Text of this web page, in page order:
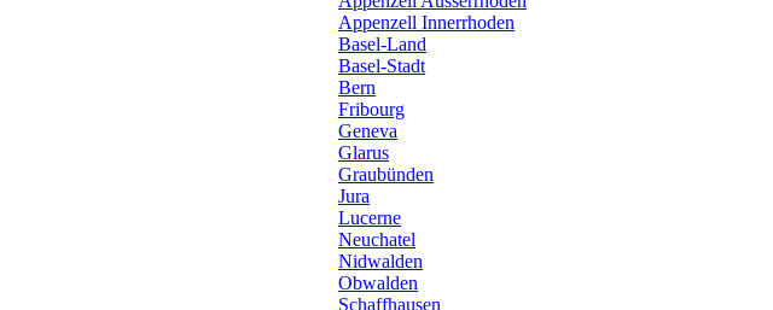
Appenzell Innerrhoden
Basel-Land
Basel-Stadt
Bern
Fribourg
Geneva
Glarus
Graubünden
Jura
Lucerne
Neuchatel
Nidwalden
Obwalden
Schaffhausen